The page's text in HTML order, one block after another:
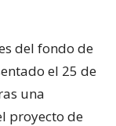
del fondo de
el 25 de
una
proyecto de